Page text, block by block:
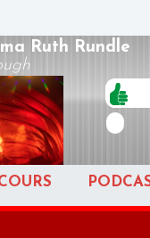
Ruth Rundle